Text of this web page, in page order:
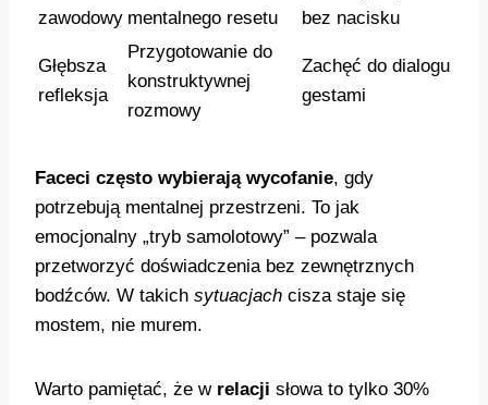
zawodowy mentalnego resetu
bez nacisku
Głębsza
refleksja
Przygotowanie do
konstruktywnej
rozmowy
Zachęć do dialogu
gestami
Faceci często wybierają wycofanie, gdy
potrzebują mentalnej przestrzeni. To jak
emocjonalny „tryb samolotowy” – pozwala
przetworzyć doświadczenia bez zewnętrznych
bodźców. W takich sytuacjach cisza staje się
mostem, nie murem.
Warto pamiętać, że w relacji słowa to tylko 30%